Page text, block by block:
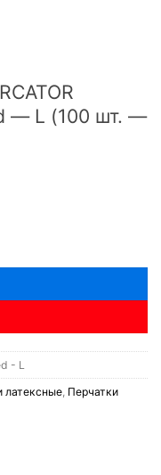
— L (100 шт. —
- L
латексные, Перчатки